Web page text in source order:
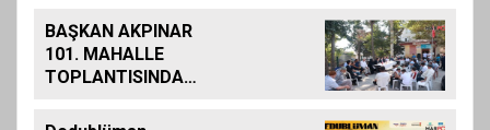
Aileleriyle Bir Araya
Geldi
BAŞKAN AKPINAR
101. MAHALLE
TOPLANTISINDA
MAHALLESİ